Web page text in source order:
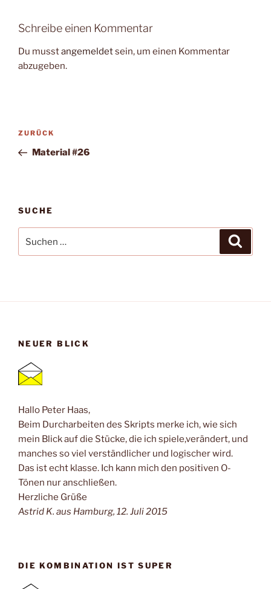
Schreibe einen Kommentar
Du musstangemeldetsein, um einen Kommentar
abzugeben.
Beitragsnavigation
Vorheriger
Beitrag
ZURÜCK
Material #26
SUCHE
nach:
NEUER BLICK
Hallo Peter Haas,
Beim Durcharbeiten des Skripts merke ich, wie sich
mein Blick auf die Stücke, die ich spiele,verändert, und
manches so viel verständlicher und logischer wird.
Das ist echt klasse. Ich kann mich den positiven O-
Tönen nur anschließen.
Herzliche Grüße
Astrid K. aus Hamburg, 12. Juli 2015
DIE KOMBINATION IST SUPER